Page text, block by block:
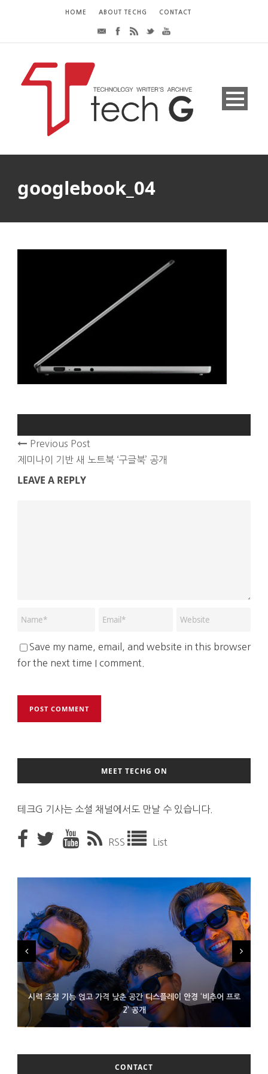
HOME ABOUT TECHG CONTACT
googlebook_04
Previous Post
제미나이 기반 새 노트북 ‘구글북’ 공개
LEAVE A REPLY
Save my name, email, and website in this browser
for the next time I comment.
MEET TECHG ON
테크G 기사는 소셜 채널에서도 만날 수 있습니다.
RSS List
시력 조정 기능 얹고 가격 낮춘 공간 디스플레이 안경 ‘비추어 프로
2’ 공개
D램 부족에 10억달러어치 아이폰18 프로세서 패키징 대기 중
300~400달러 반지형 스피커 준비하는 오픈AI
CONTACT